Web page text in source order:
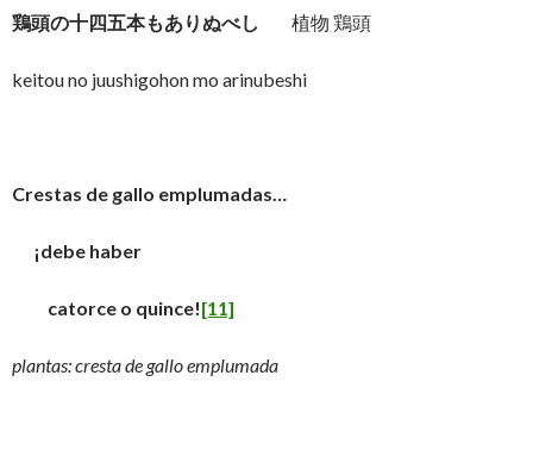
鶏頭の十四五本もありぬべし 植物 鶏頭
keitou no juushigohon mo arinubeshi
Crestas de gallo emplumadas…
¡debe haber
catorce o quince![11]
plantas: cresta de gallo emplumada